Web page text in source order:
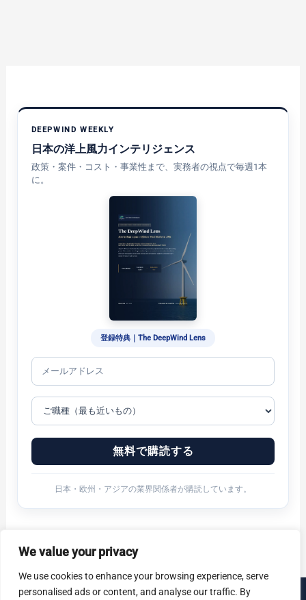
We value your privacy
We use cookies to enhance your browsing experience, serve
personalised ads or content, and analyse our traffic. By
DEEPWIND WEEKLY
日本の洋上風力インテリジェンス
政策・案件・コスト・事業性まで、実務者の視点で毎週1本
に。
登録特典｜The DeepWind Lens
無料で購読する
日本・欧州・アジアの業界関係者が購読しています。